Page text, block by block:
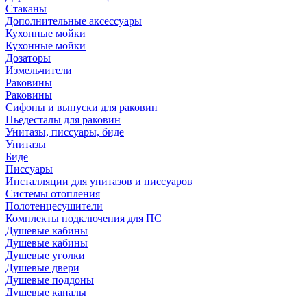
Стаканы
Дополнительные аксессуары
Кухонные мойки
Кухонные мойки
Дозаторы
Измельчители
Раковины
Раковины
Сифоны и выпуски для раковин
Пьедесталы для раковин
Унитазы, писсуары, биде
Унитазы
Биде
Писсуары
Инсталляции для унитазов и писсуаров
Системы отопления
Полотенцесушители
Комплекты подключения для ПС
Душевые кабины
Душевые кабины
Душевые уголки
Душевые двери
Душевые поддоны
Душевые каналы